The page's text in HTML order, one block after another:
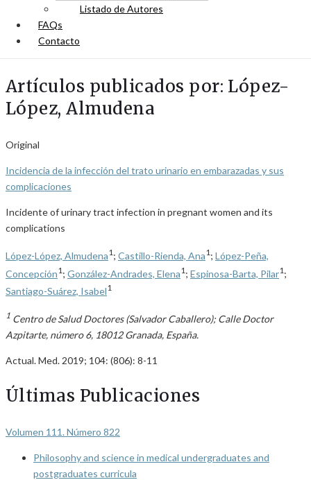
Listado de Autores
FAQs
Contacto
Artículos publicados por: López-
López, Almudena
Original
Incidencia de la infección del trato urinario en embarazadas y sus
complicaciones
Incidente of urinary tract infection in pregnant women and its
complications
López-López, Almudena1 ; Castillo-Rienda, Ana1 ; López-Peña,
Concepción1 ; González-Andrades, Elena1 ; Espinosa-Barta, Pilar1 ;
Santiago-Suárez, Isabel1
1 Centro de Salud Doctores (Salvador Caballero); Calle Doctor
Azpitarte, número 6, 18012 Granada, España.
Actual. Med. 2019; 104: (806): 8-11
Últimas Publicaciones
Volumen 111. Número 822
Philosophy and science in medical undergraduates and
postgraduates curricula